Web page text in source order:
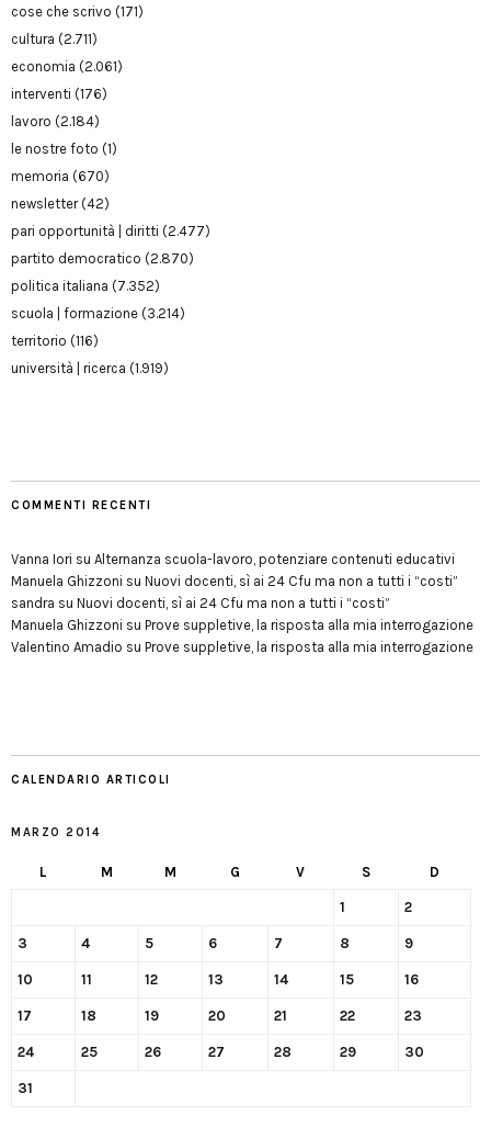
cose che scrivo (171)
cultura (2.711)
economia (2.061)
interventi (176)
lavoro (2.184)
le nostre foto (1)
memoria (670)
newsletter(42)
pari opportunità | diritti (2.477)
partito democratico (2.870)
politica italiana (7.352)
scuola | formazione (3.214)
territorio (116)
università | ricerca (1.919)
COMMENTI RECENTI
Vanna Iori su Alternanza scuola-lavoro, potenziare contenuti educativi
Manuela Ghizzoni su Nuovi docenti, sì ai 24 Cfu ma non a tutti i “costi”
sandra su Nuovi docenti, sì ai 24 Cfu ma non a tutti i “costi”
Manuela Ghizzoni su Prove suppletive, la risposta alla mia interrogazione
Valentino Amadio su Prove suppletive, la risposta alla mia interrogazione
CALENDARIO ARTICOLI
MARZO 2014
L M M G V S D
1 2
3 4 5 6 7 8 9
10 11 12 13 14 15 16
17 18 19 20 21 22 23
24 25 26 27 28 29 30
31